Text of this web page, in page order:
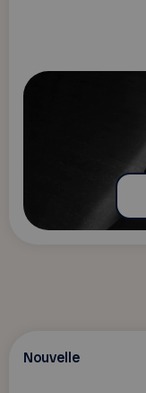
Nouvelle